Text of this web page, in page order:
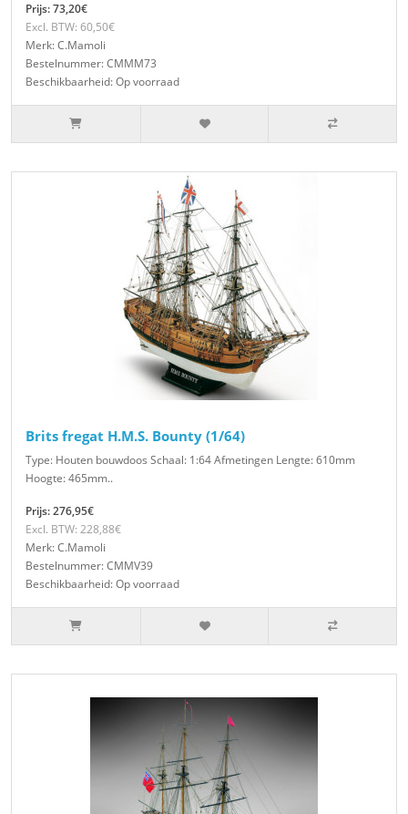
Prijs: 73,20€
Excl. BTW: 60,50€
Merk: C.Mamoli
Bestelnummer: CMMM73
Beschikbaarheid: Op voorraad
Brits fregat H.M.S. Bounty (1/64)
Type: Houten bouwdoos Schaal: 1:64 Afmetingen Lengte: 610mm
Hoogte: 465mm..
Prijs: 276,95€
Excl. BTW: 228,88€
Merk: C.Mamoli
Bestelnummer: CMMV39
Beschikbaarheid: Op voorraad